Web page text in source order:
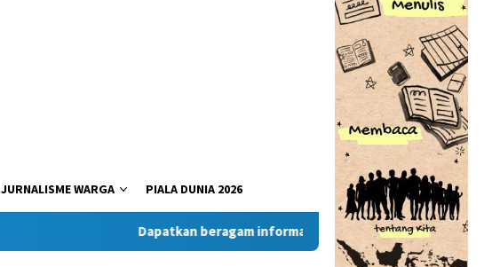
JURNALISME WARGA PIALA DUNIA 2026
Dapatkan beragam informasi dan berita menarik dari situs